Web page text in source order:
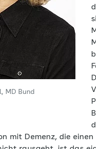
MD Bund
mit Demenz, die